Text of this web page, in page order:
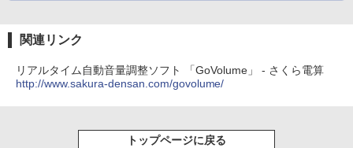
関連リンク
リアルタイム自動音量調整ソフト 「GoVolume」 - さくら電算
http://www.sakura-densan.com/govolume/
トップページに戻る